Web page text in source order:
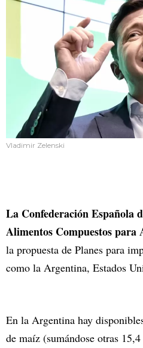
Vladimir Zelenski
La Confederación Española
Alimentos Compuestos para
la propuesta de Planes para
como la Argentina, Estados
En la Argentina hay
de maíz (sumándose otras